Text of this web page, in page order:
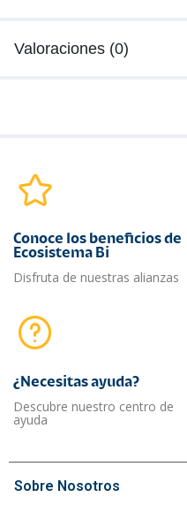
Valoraciones (0)
Conoce los beneficios de
Ecosistema Bi
Disfruta de nuestras alianzas
¿Necesitas ayuda?​
Descubre nuestro centro de
ayuda
Sobre Nosotros